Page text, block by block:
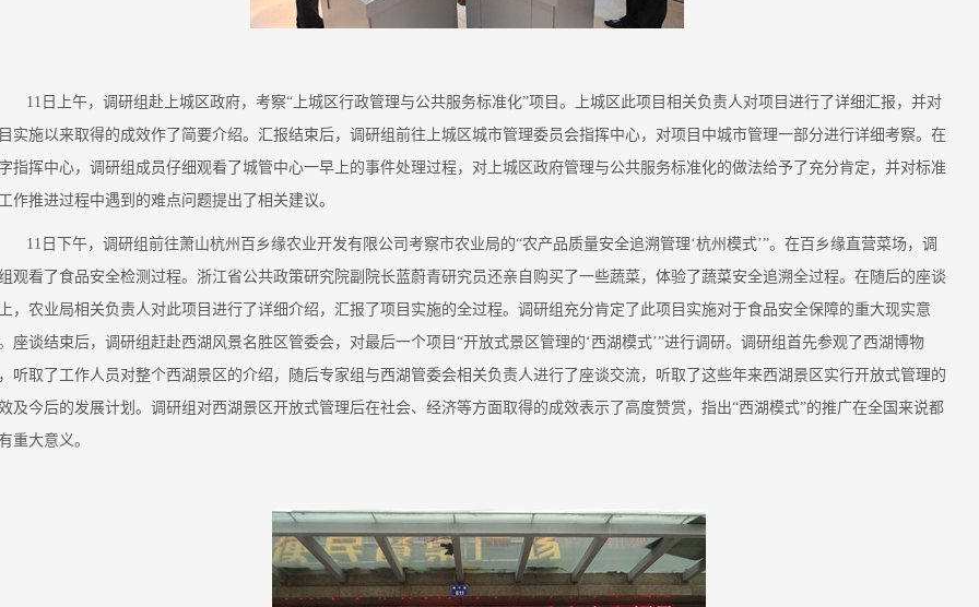
11日上午，调研组赴上城区政府，考察“上城区行政管理与公共服务标准化”项目。上城区此项目相关负责人对项目进行了详细汇报，并对
实施以来取得的成效作了简要介绍。汇报结束后，调研组前往上城区城市管理委员会指挥中心，对项目中城市管理一部分进行详细考察。在
指挥中心，调研组成员仔细观看了城管中心一早上的事件处理过程，对上城区政府管理与公共服务标准化的做法给予了充分肯定，并对标准
作推进过程中遇到的难点问题提出了相关建议。
11日下午，调研组前往萧山杭州百乡缘农业开发有限公司考察市农业局的“农产品质量安全追溯管理‘杭州模式’”。在百乡缘直营菜场，调
观看了食品安全检测过程。浙江省公共政策研究院副院长蓝蔚青研究员还亲自购买了一些蔬菜，体验了蔬菜安全追溯全过程。在随后的座谈
，农业局相关负责人对此项目进行了详细介绍，汇报了项目实施的全过程。调研组充分肯定了此项目实施对于食品安全保障的重大现实意
座谈结束后，调研组赶赴西湖风景名胜区管委会，对最后一个项目“开放式景区管理的‘西湖模式’”进行调研。调研组首先参观了西湖博物
听取了工作人员对整个西湖景区的介绍，随后专家组与西湖管委会相关负责人进行了座谈交流，听取了这些年来西湖景区实行开放式管理的
及今后的发展计划。调研组对西湖景区开放式管理后在社会、经济等方面取得的成效表示了高度赞赏，指出“西湖模式”的推广在全国来说都
重大意义。